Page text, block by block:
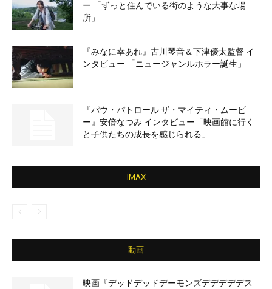
ー 「ずっと住んでいる街のような大事な場
所」
『みなに幸あれ』古川琴音＆下津優太監督 イ
ンタビュー 「ニュージャンルホラー誕生」
『パウ・パトロール ザ・マイティ・ムービ
ー』安倍なつみ インタビュー「映画館に行く
と子供たちの成長を感じられる」
IMAX
動画
映画『デッドデッドデーモンズデデデデデス